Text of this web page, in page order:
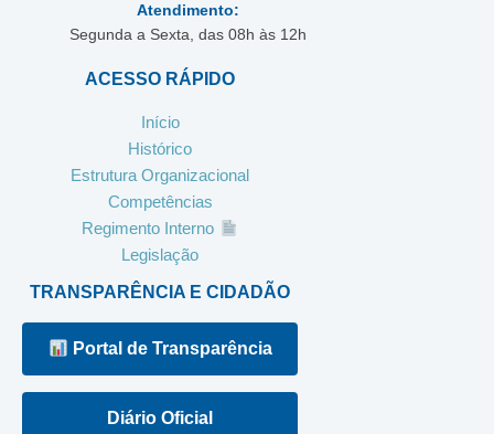
Atendimento:
Segunda a Sexta, das 08h às 12h
ACESSO RÁPIDO
Início
Histórico
Estrutura Organizacional
Competências
Regimento Interno
Legislação
TRANSPARÊNCIA E CIDADÃO
Portal de Transparência
Diário Oficial